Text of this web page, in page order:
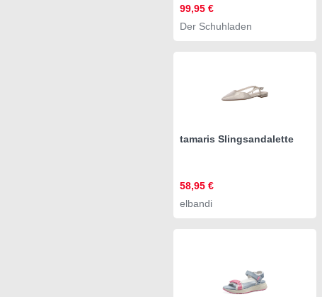
99,95 €
Der Schuhladen
tamaris Slingsandalette
58,95 €
elbandi